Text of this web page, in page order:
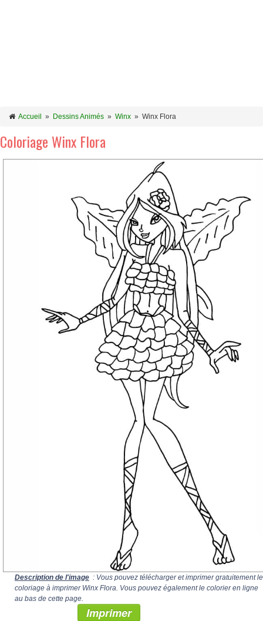
Accueil » Dessins Animés » Winx » Winx Flora
Coloriage Winx Flora
Description de l'image : Vous pouvez télécharger et imprimer gratuitement le
coloriage à imprimer Winx Flora. Vous pouvez également le colorier en ligne
au bas de cette page.
Imprimer